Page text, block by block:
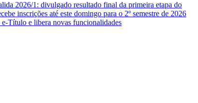
2026/1: divulgado resultado final da primeira etapa do
inscrições até este domingo para o 2º semestre de 2026
Título e libera novas funcionalidades